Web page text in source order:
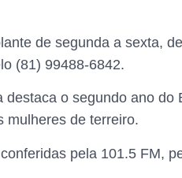
de segunda a sexta,
(81) 99488-6842.
o segundo ano
mulheres de terreiro.
pela 101.5 FM,